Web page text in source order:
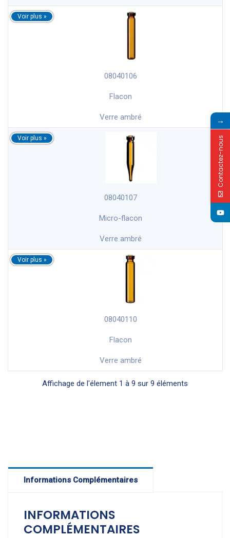
08040106
Flacon
Verre ambré
08040107
Micro-flacon
Verre ambré
08040110
Flacon
Verre ambré
Affichage de l'élement 1 à 9 sur 9 éléments
Informations Complémentaires
INFORMATIONS
COMPLÉMENTAIRES
→
Contactez-nous